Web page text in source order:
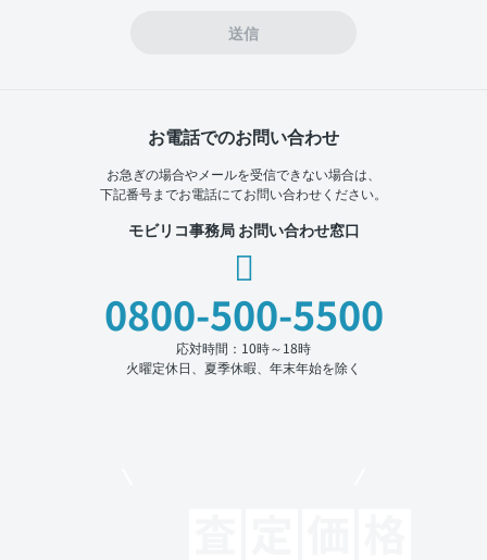
送信
お電話でのお問い合わせ
お急ぎの場合やメールを受信できない場合は、
下記番号までお電話にてお問い合わせください。
モビリコ事務局 お問い合わせ窓口
0800-500-5500
応対時間：10時～18時
火曜定休日、夏季休暇、年末年始を除く